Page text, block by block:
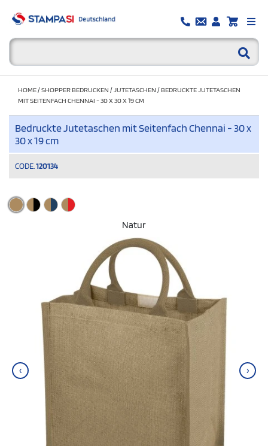
HOME/SHOPPER BEDRUCKEN /JUTETASCHEN /BEDRUCKTE JUTETASCHEN
MIT SEITENFACH CHENNAI - 30 X 30 X 19 CM
Bedruckte Jutetaschen mit Seitenfach Chennai - 30 x
30 x 19 cm
CODE. 120134
Natur
‹ ›